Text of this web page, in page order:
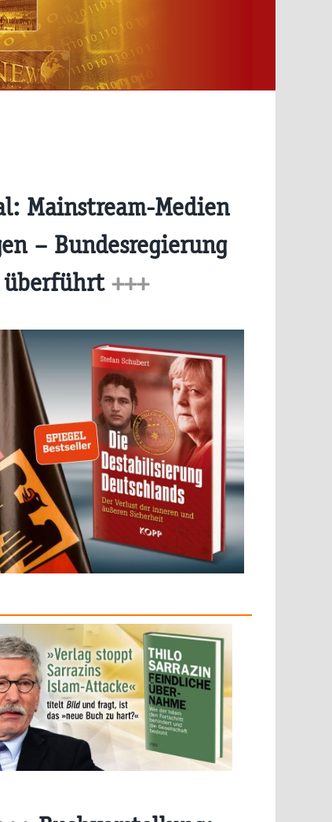
Mainstream-Medien
– Bundesregierung
überführt +++